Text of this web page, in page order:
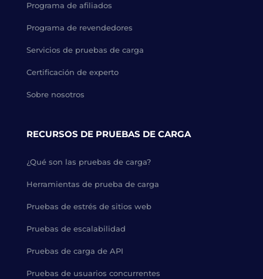
Programa de afiliados
Programa de revendedores
Servicios de pruebas de carga
Certificación de experto
Sobre nosotros
RECURSOS DE PRUEBAS DE CARGA
¿Qué son las pruebas de carga?
Herramientas de prueba de carga
Pruebas de estrés de sitios web
Pruebas de escalabilidad
Pruebas de carga de API
Pruebas de usuarios concurrentes